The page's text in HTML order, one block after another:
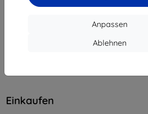
Anpassen
Ablehnen
Einkaufen